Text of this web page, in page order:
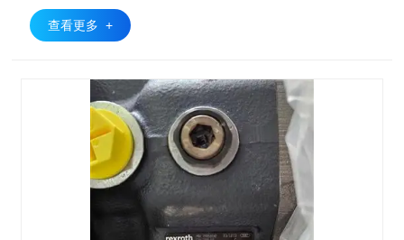
查看更多 +